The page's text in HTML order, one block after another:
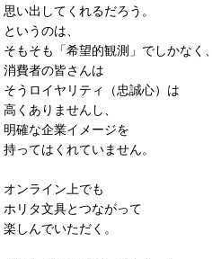
思い出してくれるだろう。
というのは、
そもそも「希望的観測」でしかなく、
消費者の皆さんは
そうロイヤリティ（忠誠心）は
高くありませんし、
明確な企業イメージを
持ってはくれていません。
オンライン上でも
ホリタ文具とつながって
楽しんでいただく。